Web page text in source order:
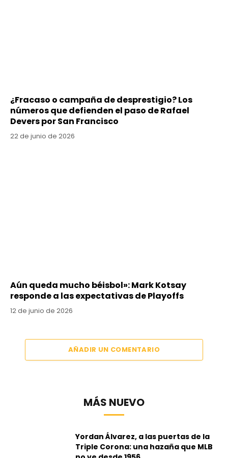
¿Fracaso o campaña de desprestigio? Los
números que defienden el paso de Rafael
Devers por San Francisco
22 de junio de 2026
Aún queda mucho béisbol»: Mark Kotsay
responde a las expectativas de Playoffs
12 de junio de 2026
AÑADIR UN COMENTARIO
MÁS NUEVO
Yordan Álvarez, a las puertas de la
Triple Corona: una hazaña que MLB